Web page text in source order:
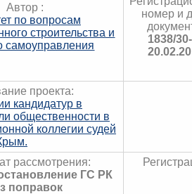
Автор :
по вопросам
строительства и
самоуправления
номер и
1838/
проекта:
кандидатур в
общественности в
коллегии судей
рассмотрения:
ГС РК
поправок